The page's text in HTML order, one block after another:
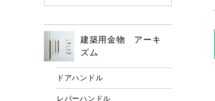
建築用金物 アーキ
ズム
ドアハンドル
レバーハンドル